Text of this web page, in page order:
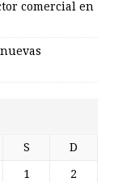
comercial en
S D
1 2